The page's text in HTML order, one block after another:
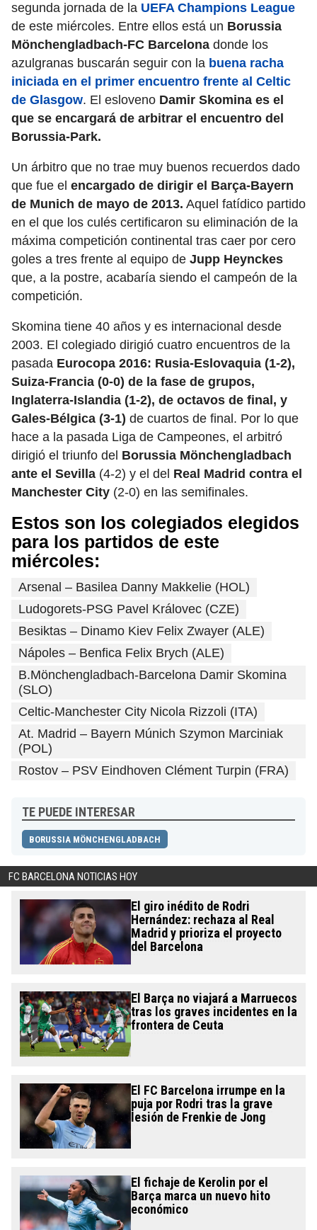
segunda jornada de la UEFA Champions League
de este miércoles. Entre ellos está un Borussia
Mönchengladbach-FC Barcelona donde los
azulgranas buscarán seguir con la buena racha
iniciada en el primer encuentro frente al Celtic
de Glasgow. El esloveno Damir Skomina es el
que se encargará de arbitrar el encuentro del
Borussia-Park.
Un árbitro que no trae muy buenos recuerdos dado
que fue el encargado de dirigir el Barça-Bayern
de Munich de mayo de 2013. Aquel fatídico partido
en el que los culés certificaron su eliminación de la
máxima competición continental tras caer por cero
goles a tres frente al equipo de Jupp Heynckes
que, a la postre, acabaría siendo el campeón de la
competición.
Skomina tiene 40 años y es internacional desde
2003. El colegiado dirigió cuatro encuentros de la
pasada Eurocopa 2016: Rusia-Eslovaquia (1-2),
Suiza-Francia (0-0) de la fase de grupos,
Inglaterra-Islandia (1-2), de octavos de final, y
Gales-Bélgica (3-1) de cuartos de final. Por lo que
hace a la pasada Liga de Campeones, el arbitró
dirigió el triunfo del Borussia Mönchengladbach
ante el Sevilla (4-2) y el del Real Madrid contra el
Manchester City (2-0) en las semifinales.
Estos son los colegiados elegidos
para los partidos de este
miércoles:
Arsenal – Basilea Danny Makkelie (HOL)
Ludogorets-PSG Pavel Královec (CZE)
Besiktas – Dinamo Kiev Felix Zwayer (ALE)
Nápoles – Benfica Felix Brych (ALE)
B.Mönchengladbach-Barcelona Damir Skomina
(SLO)
Celtic-Manchester City Nicola Rizzoli (ITA)
At. Madrid – Bayern Múnich Szymon Marciniak
(POL)
Rostov – PSV Eindhoven Clément Turpin (FRA)
TE PUEDE INTERESAR
BORUSSIA MÖNCHENGLADBACH
FC BARCELONA NOTICIAS HOY
El giro inédito de Rodri
Hernández: rechaza al Real
Madrid y prioriza el proyecto
del Barcelona
El Barça no viajará a Marruecos
tras los graves incidentes en la
frontera de Ceuta
El FC Barcelona irrumpe en la
puja por Rodri tras la grave
lesión de Frenkie de Jong
El fichaje de Kerolin por el
Barça marca un nuevo hito
económico